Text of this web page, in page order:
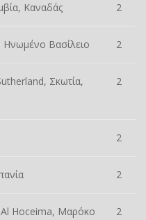
Καναδάς 2
Ηνωμένο Βασίλειο 2
Σκωτία,
2
2
2
Hoceima, Μαρόκο 2